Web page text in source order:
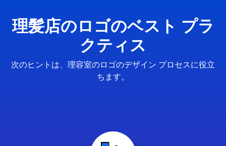
理髪店のロゴのベスト プラ
クティス
次のヒントは、理容室のロゴのデザイン プロセスに役立
ちます。